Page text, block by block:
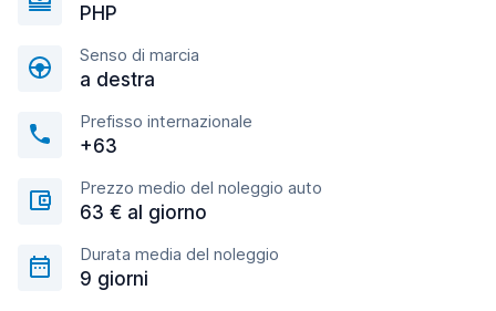
PHP
Senso di marcia
a destra
Prefisso internazionale
+63
Prezzo medio del noleggio auto
63 € al giorno
Durata media del noleggio
9 giorni